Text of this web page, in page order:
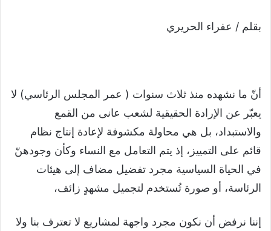
بقلم / عفراء الحريري
أنّ ما نشهده منذ ثلاث سنوات ( عمر المجلس الرئاسي) لا
يعبّر عن الإرادة الحقيقية لشعب عانى من القمع
والاستبداد، بل هي محاولة مكشوفة لإعادة إنتاج نظام
قائم على التمييز، إذ يتم التعامل مع النساء وكأن وجودهنّ
في الحياة السياسية مجرد تفضيل مضاف إلى هيئات
الرئاسة، أو صورة تُستخدم لتجميل مشهدٍ زائف،
إننا نرفض أن نكون مجرد واجهة لمشاريع لا تعترف بنا ولا